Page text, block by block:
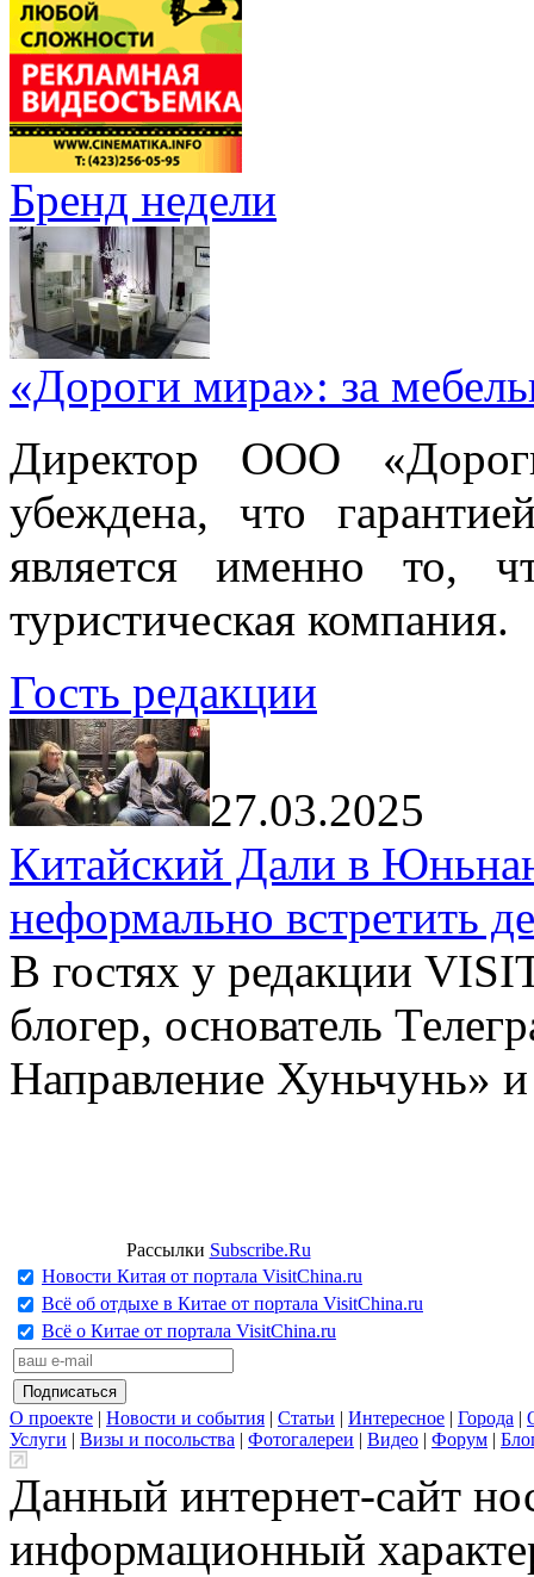
Бренд недели
«Дороги мира»: за
Директор ООО
убеждена, что
является именно то,
туристическая компания.
Гость редакции
27.03.2025
Китайский Дали в
неформально встретить
В гостях у редакции
блогер, основатель
Направление Хуньчунь»
Рассылки Subscribe.Ru
Новости Китая от портала VisitChina.ru
Всё об отдыхе в Китае от портала VisitChina.ru
Всё о Китае от портала VisitChina.ru
О проекте | Новости и события | Статьи | Интересное | Города |
Услуги | Визы и посольства | Фотогалереи | Видео | Форум |
Данный интернет-сайт
информационный